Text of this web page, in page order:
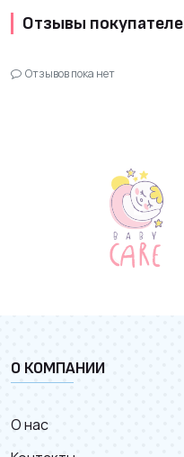
Отзывы
Отзывов пока нет
О КОМПАНИИ
О нас